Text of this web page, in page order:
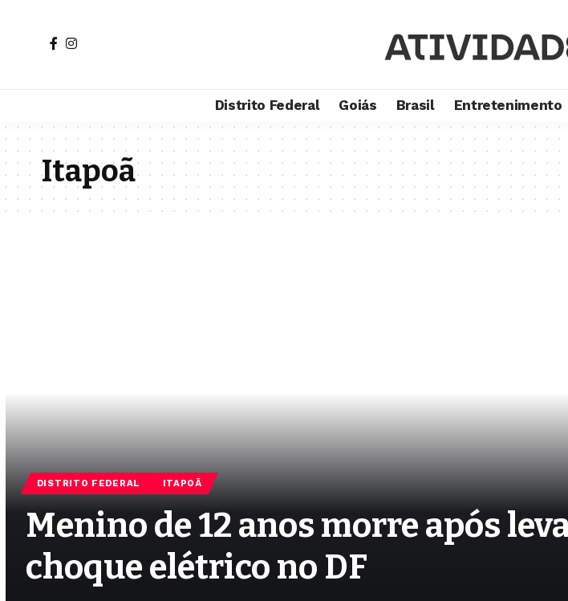
Distrito Federal Goiás Brasil Entretenimento
Itapoã
DISTRITO FEDERAL ITAPOÃ
Menino de 12 anos morre após
choque elétrico no DF